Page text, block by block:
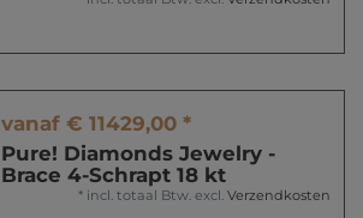
vanaf € 11429,00 *
Pure! Diamonds Jewelry -
Brace 4-Schrapt 18 kt
* incl. totaal Btw. excl. Verzendkosten